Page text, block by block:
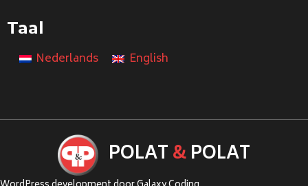
Taal
Nederlands English
POLAT&POLAT